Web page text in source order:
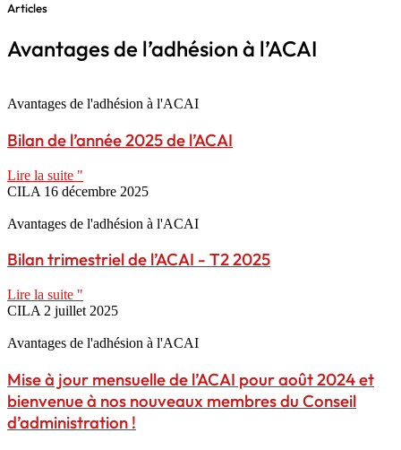
Articles
Avantages de l’adhésion à l’ACAI
Avantages de l'adhésion à l'ACAI
Bilan de l’année 2025 de l’ACAI
Lire la suite "
CILA 16 décembre 2025
Avantages de l'adhésion à l'ACAI
Bilan trimestriel de l’ACAI - T2 2025
Lire la suite "
CILA 2 juillet 2025
Avantages de l'adhésion à l'ACAI
Mise à jour mensuelle de l’ACAI pour août 2024 et
bienvenue à nos nouveaux membres du Conseil
d’administration !